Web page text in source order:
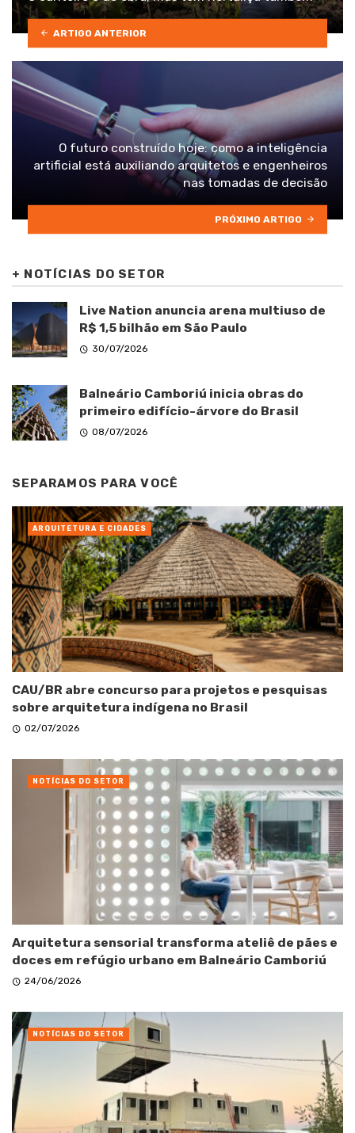
ARTIGO ANTERIOR
O futuro construído hoje: como a inteligência
artificial está auxiliando arquitetos e engenheiros
nas tomadas de decisão
PRÓXIMO ARTIGO
+ NOTÍCIAS DO SETOR
Live Nation anuncia arena multiuso de
R$ 1,5 bilhão em São Paulo
30/07/2026
Balneário Camboriú inicia obras do
primeiro edifício-árvore do Brasil
08/07/2026
SEPARAMOS PARA VOCÊ
CAU/BR abre concurso para projetos e pesquisas
sobre arquitetura indígena no Brasil
02/07/2026
ARQUITETURA E CIDADES
Arquitetura sensorial transforma ateliê de pães e
doces em refúgio urbano em Balneário Camboriú
24/06/2026
NOTÍCIAS DO SETOR
NOTÍCIAS DO SETOR